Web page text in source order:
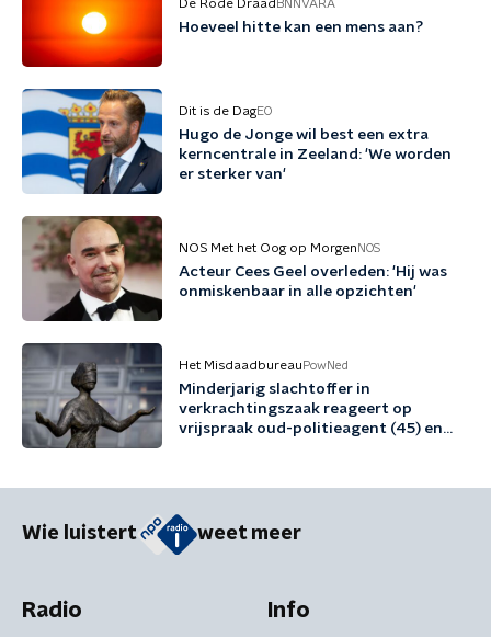
De Rode Draad BNNVARA
Hoeveel hitte kan een mens aan?
Dit is de DagEO
Hugo de Jonge wil best een extra
kerncentrale in Zeeland: 'We worden
er sterker van'
NOS Met het Oog op Morgen NOS
Acteur Cees Geel overleden: 'Hij was
onmiskenbaar in alle opzichten'
Het Misdaadbureau PowNed
Minderjarig slachtoffer in
verkrachtingszaak reageert op
vrijspraak oud-politieagent (45) en
Wie luistert weet meer
Radio Info